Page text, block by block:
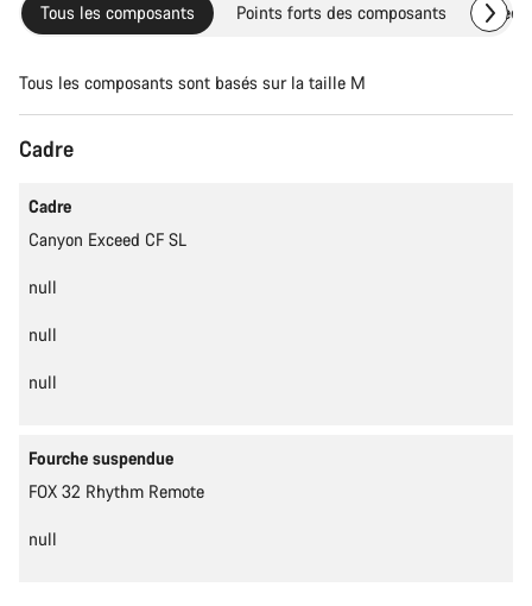
Tous les composants Points forts des composants
Tous les composants sont basés sur la taille M
Cadre
Cadre
Canyon Exceed CF SL
null
null
null
Fourche suspendue
FOX 32 Rhythm Remote
null